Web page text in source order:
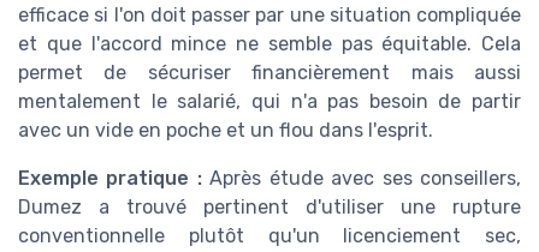
efficace si l'on doit passer par une situation compliquée
et que l'accord mince ne semble pas équitable. Cela
permet de sécuriser financièrement mais aussi
mentalement le salarié, qui n'a pas besoin de partir
avec un vide en poche et un flou dans l'esprit.
Exemple pratique :Après étude avec ses conseillers,
Dumez a trouvé pertinent d'utiliser une rupture
conventionnelle plutôt qu'un licenciement sec,